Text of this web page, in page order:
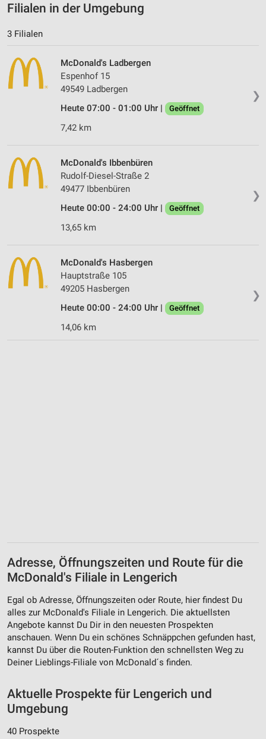
Filialen in der Umgebung
3 Filialen
❯
McDonald's Ladbergen
Espenhof 15
49549 Ladbergen
Heute 07:00 - 01:00 Uhr |
Geöffnet
7,42 km
❯
McDonald's Ibbenbüren
Rudolf-Diesel-Straße 2
49477 Ibbenbüren
Heute 00:00 - 24:00 Uhr |
Geöffnet
13,65 km
❯
McDonald's Hasbergen
Hauptstraße 105
49205 Hasbergen
Heute 00:00 - 24:00 Uhr |
Geöffnet
14,06 km
Adresse, Öffnungszeiten und Route für die
McDonald's Filiale in Lengerich
Egal ob Adresse, Öffnungszeiten oder Route, hier findest Du
alles zur McDonald's Filiale in Lengerich. Die aktuellsten
Angebote kannst Du Dir in den neuesten Prospekten
anschauen. Wenn Du ein schönes Schnäppchen gefunden hast,
kannst Du über die Routen-Funktion den schnellsten Weg zu
Deiner Lieblings-Filiale von McDonald´s finden.
Aktuelle Prospekte für Lengerich und
Umgebung
40 Prospekte